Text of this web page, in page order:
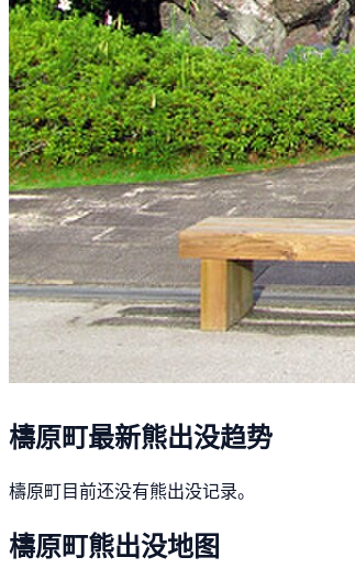
檮原町最新熊出没趋势
檮原町目前还没有熊出没记录。
檮原町熊出没地图